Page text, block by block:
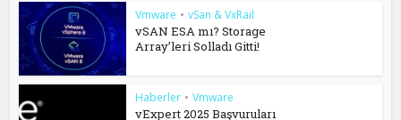
Vmware • vSan & VxRail
vSAN ESA mı? Storage
Array’leri Solladı Gitti!
Haberler • Vmware
vExpert 2025 Başvuruları